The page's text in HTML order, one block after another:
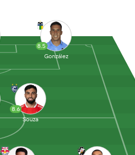
8.6
Souza
8.5
González